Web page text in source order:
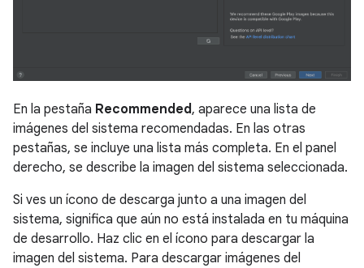
En la pestaña Recommended , aparece una lista de
imágenes del sistema recomendadas. En las otras
pestañas, se incluye una lista más completa. En el panel
derecho, se describe la imagen del sistema seleccionada.
Si ves un ícono de descarga junto a una imagen del
sistema, significa que aún no está instalada en tu máquina
de desarrollo. Haz clic en el ícono para descargar la
imagen del sistema. Para descargar imágenes del